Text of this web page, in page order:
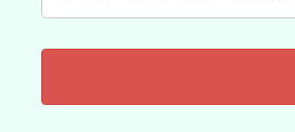
「數位內容
有關大陸